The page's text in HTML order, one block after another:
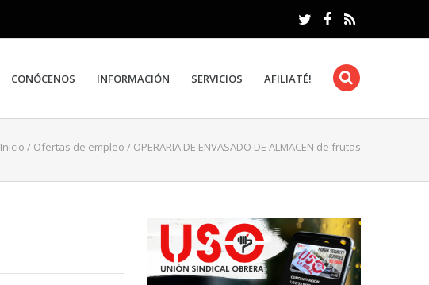
CONÓCENOS INFORMACIÓN SERVICIOS AFILIATÉ!
Inicio / Ofertas de empleo / OPERARIA DE ENVASADO DE ALMACEN de frutas